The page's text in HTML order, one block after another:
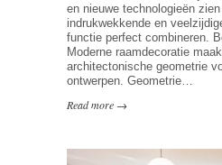
en nieuwe technologieën
indrukwekkende en
functie perfect combineren.
Moderne raamdecoratie
architectonische geometrie
ontwerpen. Geometrie…
Read more →